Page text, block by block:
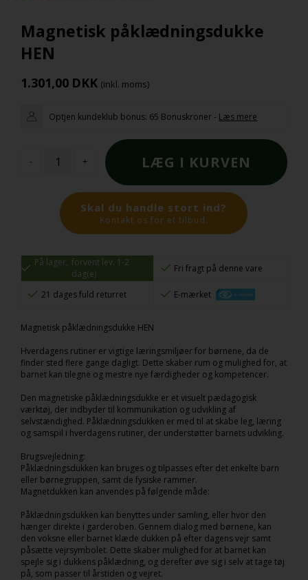
Magnetisk påklædningsdukke
HEN
1.301,00 DKK (inkl. moms)
Optjen kundeklub bonus: 65 Bonuskroner - Læs mere
- +
Skal du handle stort ind?
Kontakt os for et tilbud.
På lager, forvent lev. 1-2
dag(e)
Fri fragt på denne vare
21 dages fuld returret E-mærket
Magnetisk påklædningsdukke HEN
Hverdagens rutiner er vigtige læringsmiljøer for børnene, da de
finder sted flere gange dagligt. Dette skaber rum og mulighed for, at
barnet kan tilegne og mestre nye færdigheder og kompetencer.
Den magnetiske påklædningsdukke er et visuelt pædagogisk
værktøj, der indbyder til kommunikation og udvikling af
selvstændighed. Påklædningsdukken er med til at skabe leg, læring
og samspil i hverdagens rutiner, der understøtter barnets udvikling.
Brugsvejledning:
Påklædningsdukken kan bruges og tilpasses efter det enkelte barn
eller børnegruppen, samt de fysiske rammer.
Magnetdukken kan anvendes på følgende måde:
Påklædningsdukken kan benyttes under samling, eller hvor den
hænger direkte i garderoben. Gennem dialog med børnene, kan
den voksne eller barnet klæde dukken på efter dagens vejr samt
påsætte vejrsymbolet. Dette skaber mulighed for at barnet kan
spejle sig i dukkens påklædning, og derefter øve sig i selv at tage tøj
på, som passer til årstiden og vejret.